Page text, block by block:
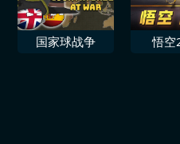
国家球战争 悟空